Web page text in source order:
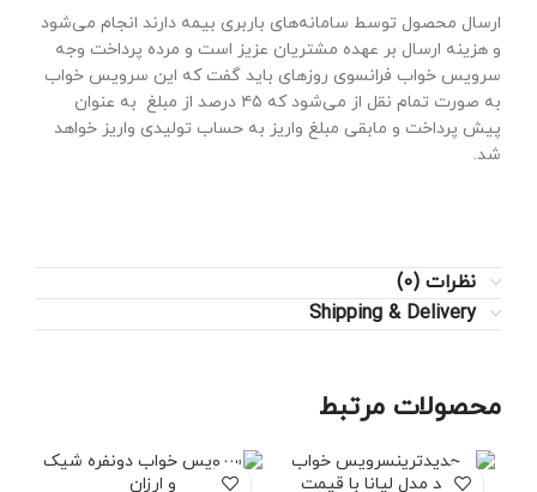
ارسال محصول توسط سامانه‌های باربری بیمه دارند انجام می‌شود
و هزینه ارسال بر عهده مشتریان عزیز است و مرده پرداخت وجه
سرویس خواب فرانسوی روزهای باید گفت که این سرویس خواب
به صورت تمام نقل از می‌شود که ۴۵ درصد از مبلغ به عنوان
پیش پرداخت و مابقی مبلغ واریز به حساب تولیدی واریز خواهد
شد.
نظرات (0)
Shipping & Delivery
محصولات مرتبط